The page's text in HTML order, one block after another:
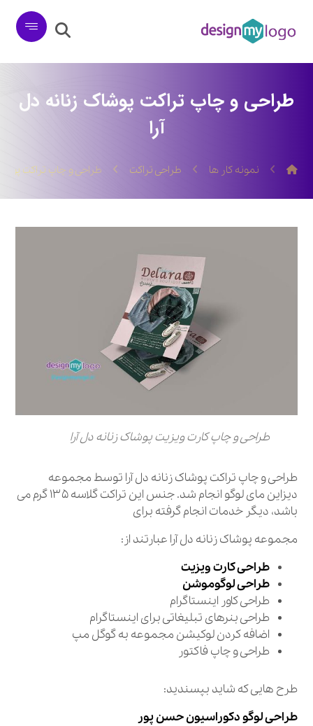
طراحی و چاپ تراکت پوشاک زنانه دل
آرا
نمونه کار ها طراحی تراکت طراحی و چاپ تراکت
طراحی و چاپ کارت ویزیت پوشاک زنانه دل آرا
طراحی و چاپ تراکت پوشاک زنانه دل آرا توسط مجموعه
دیزاین مای لوگو انجام شد. جنس این تراکت گلاسه ۱۳۵ گرم می
باشد، دیگر خدمات انجام گرفته برای
مجموعه پوشاک زنانه دل آرا عبارتند از:
طراحی کارت ویزیت
طراحی لوگوموشن
طراحی کاور اینستاگرام
طراحی بنرهای تبلیغاتی برای اینستاگرام
اضافه کردن لوکیشن مجموعه به گوگل مپ
طراحی و چاپ فاکتور
طرح هایی که شاید بپسندید:
طراحی لوگو دکوراسیون حسن پور